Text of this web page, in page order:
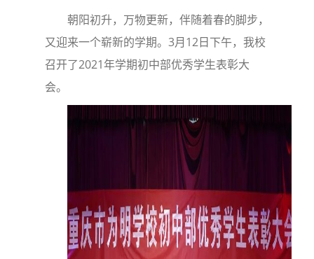
朝阳初升，万物更新，伴随着春的脚步，
又迎来一个崭新的学期。3月12日下午，我校
召开了2021年学期初中部优秀学生表彰大
会。